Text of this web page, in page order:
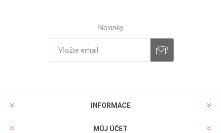
Novinky
INFORMACE
MŮJ ÚČET